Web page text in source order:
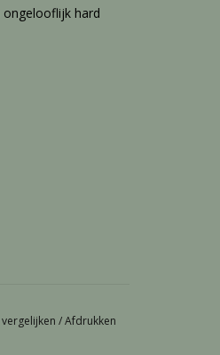
ongelooflijk hard
/Afdrukken